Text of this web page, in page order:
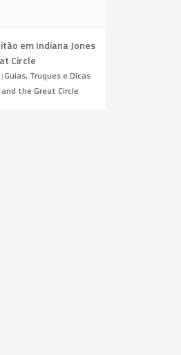
em Indiana Jones
Circle
|Guias, Truques e Dicas
the Great Circle